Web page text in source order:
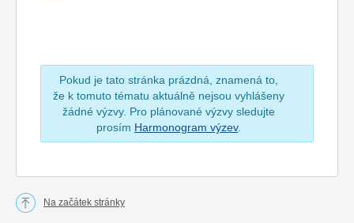
Pokud je tato stránka prázdná, znamená to,
že k tomuto tématu aktuálně nejsou vyhlášeny
žádné výzvy. Pro plánované výzvy sledujte
prosím Harmonogram výzev.
Na začátek stránky